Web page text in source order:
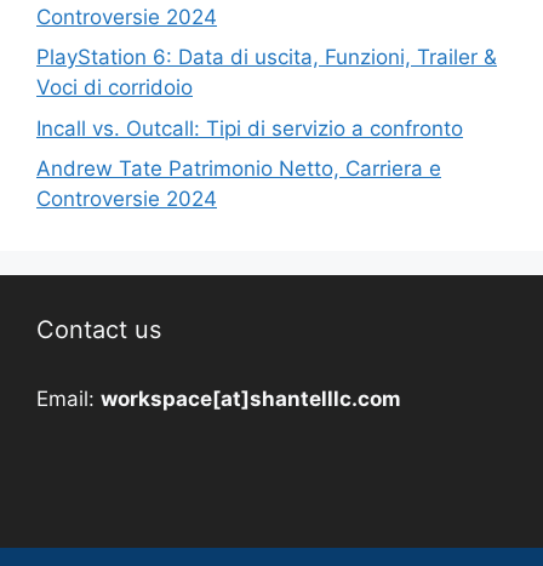
Controversie 2024
PlayStation 6: Data di uscita, Funzioni, Trailer &
Voci di corridoio
Incall vs. Outcall: Tipi di servizio a confronto
Andrew Tate Patrimonio Netto, Carriera e
Controversie 2024
Contact us
Email: workspace[at]shantelllc.com